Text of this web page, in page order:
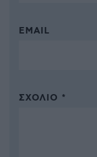
EMAIL
ΣΧΌΛΙΟ *